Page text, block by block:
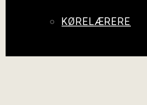
KØRELÆRERE